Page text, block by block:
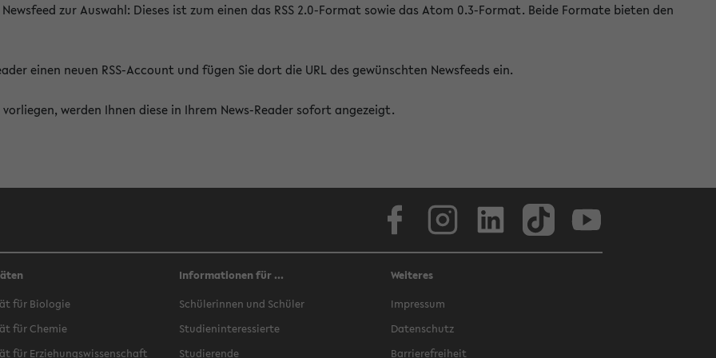
zur Auswahl: Dieses ist zum einen das RSS 2.0-Format sowie das Atom 0.3-Format. Beide Formate bieten den
einen neuen RSS-Account und fügen Sie dort die URL des gewünschten Newsfeeds ein.
werden Ihnen diese in Ihrem News-Reader sofort angezeigt.
für Biologie
für Chemie
für Erziehungswissenschaft
Informationen für ...
Schülerinnen und Schüler
Studieninteressierte
Studierende
Weiteres
Impressum
Datenschutz
Barrierefreiheit